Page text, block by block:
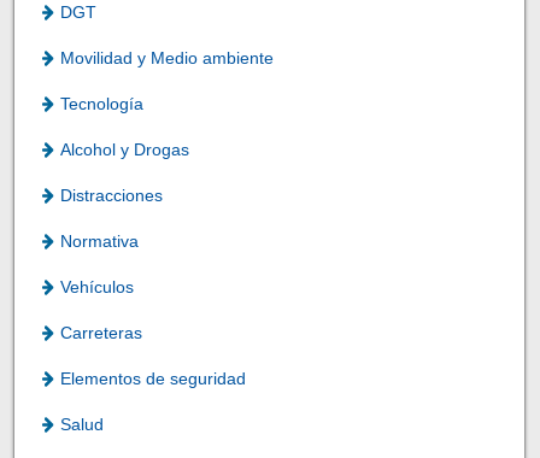
DGT
Movilidad y Medio ambiente
Tecnología
Alcohol y Drogas
Distracciones
Normativa
Vehículos
Carreteras
Elementos de seguridad
Salud